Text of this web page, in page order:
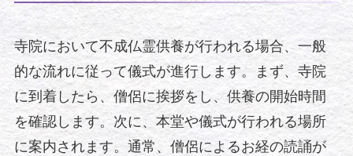
寺院において不成仏霊供養が行われる場合、一般
的な流れに従って儀式が進行します。まず、寺院
に到着したら、僧侶に挨拶をし、供養の開始時間
を確認します。次に、本堂や儀式が行われる場所
に案内されます。通常、僧侶によるお経の読誦が